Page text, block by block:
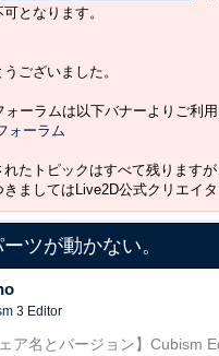
となります。
ございました。
ーラムは以下バナーよりご利用
たトピックはすべて残ります
ましてはLive2D公式クリエイ
ツが動かない。
3 Editor
ア名とバージョン】Cubism